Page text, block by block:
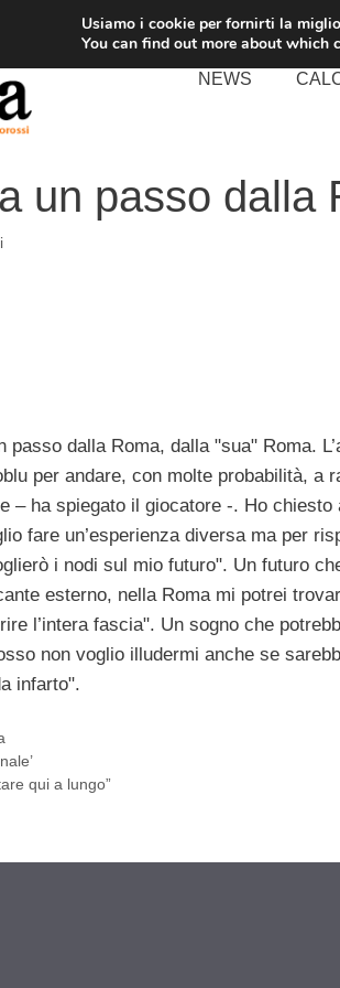
NEWS
un passo dalla
passo dalla Roma, dalla "sua" Roma.
per andare, con molte probabilità, a
– ha spiegato il giocatore -. Ho
fare un’esperienza diversa ma per
i nodi sul mio futuro". Un futuro
esterno, nella Roma mi potrei
l’intera fascia". Un sogno che
non voglio illudermi anche se
infarto".
qui a lungo”
Usiamo i cookie per fornirti la
You can find out more about which